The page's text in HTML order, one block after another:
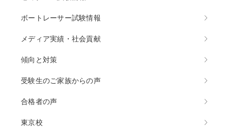
ボートレーサー試験情報
メディア実績・社会貢献
傾向と対策
受験生のご家族からの声
合格者の声
東京校